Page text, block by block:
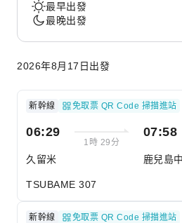
最早出發
最晚出發
2026年8月17日出發
新幹線 免取票 QR Code 掃描進站
06:29
1時 29分
久留米
07:58
鹿兒島
TSUBAME 307
新幹線 免取票 QR Code 掃描進站